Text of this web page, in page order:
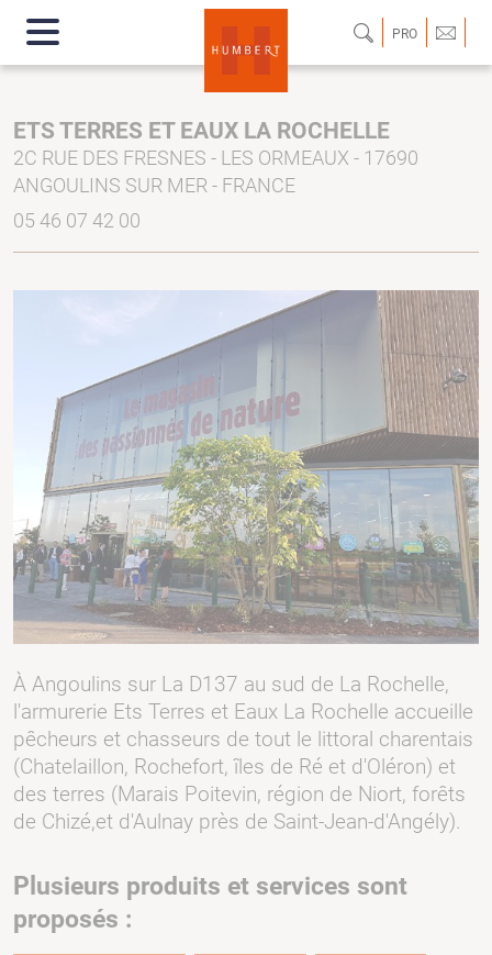
PRO
ETS TERRES ET EAUX LA ROCHELLE
2C RUE DES FRESNES - LES ORMEAUX - 17690
ANGOULINS SUR MER - FRANCE
05 46 07 42 00
À Angoulins sur La D137 au sud de La Rochelle,
l'armurerie Ets Terres et Eaux La Rochelle accueille
pêcheurs et chasseurs de tout le littoral charentais
(Chatelaillon, Rochefort, îles de Ré et d'Oléron) et
des terres (Marais Poitevin, région de Niort, forêts
de Chizé,et d'Aulnay près de Saint-Jean-d'Angély).
Plusieurs produits et services sont
proposés :